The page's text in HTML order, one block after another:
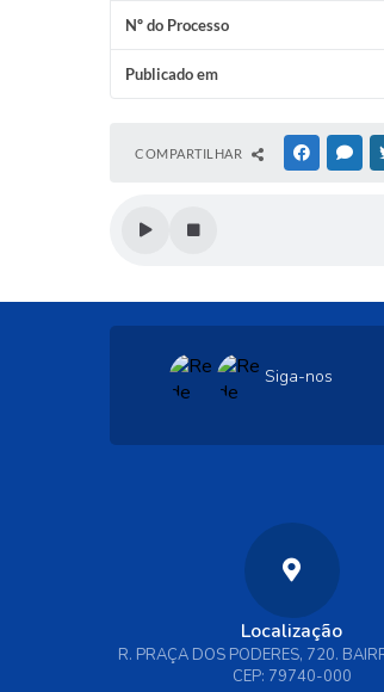
Nº do Processo
Publicado em
COMPARTILHAR FACEBOOK
Siga-nos
Localização
R. PRAÇA DOS PODERES, 720.
CEP: 79740-000